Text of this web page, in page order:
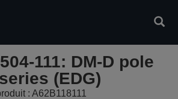
111: DM-D pole
(EDG)
: A62B118111